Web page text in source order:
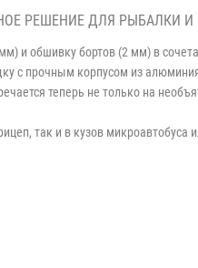
РЕШЕНИЕ ДЛЯ РЫБАЛКИ
обшивку бортов (2 мм) в
с прочным корпусом из
теперь не только на
так и в кузов микроавтобуса